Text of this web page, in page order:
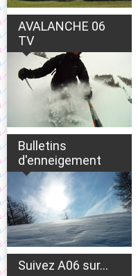
AVALANCHE 06
TV
Bulletins
d'enneigement
Suivez A06 sur...